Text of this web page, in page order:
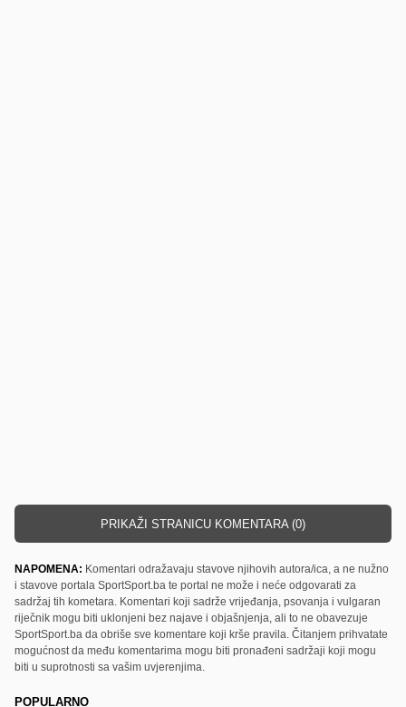
PRIKAŽI STRANICU KOMENTARA (0)
NAPOMENA: Komentari odražavaju stavove njihovih autora/ica, a ne nužno
i stavove portala SportSport.ba te portal ne može i neće odgovarati za
sadržaj tih kometara. Komentari koji sadrže vrijeđanja, psovanja i vulgaran
riječnik mogu biti uklonjeni bez najave i objašnjenja, ali to ne obavezuje
SportSport.ba da obriše sve komentare koji krše pravila. Čitanjem prihvatate
mogućnost da među komentarima mogu biti pronađeni sadržaji koji mogu
biti u suprotnosti sa vašim uvjerenjima.
POPULARNO